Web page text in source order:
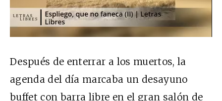
Después de enterrar a los muertos, la
agenda del día marcaba un desayuno
buffet con barra libre en el gran salón de